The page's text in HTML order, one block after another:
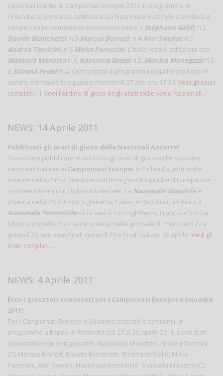
nazionali iscritte ai Campionati Europei 2011 in programma in
Finlandia la prossima settimana. La Nazionale Maschile scenderà in
campo con la formazione annunciata con n.1 Stephane Galifi, n.2
Davide Bianchetti, n.3 Marcus Berrett, n.4Amr Swelim, n.5
Andrea Torricini, n.6 Mirko Pareccini. L'Italia rosa è schierata con
Manuela Manetta n.1, Katiuscia Grossin.2, Monica Menegozzin.3
e Simona Fedelin.4. Confermato il programma degli incontri con in
campo entrambe le squadre mercoledì 27 alle ore 17.30. Vedi gli orari
completi... | Vedi l'ordine di gioco degli atleti delle varie Nazionali...
NEWS: 14 Aprile 2011
Pubblicati gli orari di gioco delle Nazionali Azzurre!
Sono state pubblicate le pool con gli orari di gioco delle squadre
nazionali italiane ai Campionati Europei in Finlandia, entrambe
inserite nella Prima Divisione con le migliori 8 squadre d'Europa che
si contenderanno il titolo continentale. La Nazionale Maschile è
inserita nella Pool A con Inghilterra, Galles e Repubblica Ceca. La
Nazionale Femminile se la vedrà con Inghilterra, Francia e Scozia.
Gli incontri delle Pool sono previsti nelle giornate di mercoledì 27 e
giovedì 28, con semifinali venerdì 29 e finali sabato 30 aprile. Vedi gli
orari completi...
NEWS: 4 Aprile 2011
Ecco i giocatori convocati per i Campionati Europei a Squadre
2011!
Per i Campionati Europei a Squadre maschili e femminili, in
programma a Espoo in Finlandia dal 27 al 30 aprile 2011, sono stati
convocati i seguenti giocatori. Nazionale Maschile: Andrea Torricini
(C), Marcus Berrett, Davide Bianchetti, Stephane Galifi, Mirko
Pareccini, Amr Swelim. Nazionale Femminile: Manuela Manetta (C),